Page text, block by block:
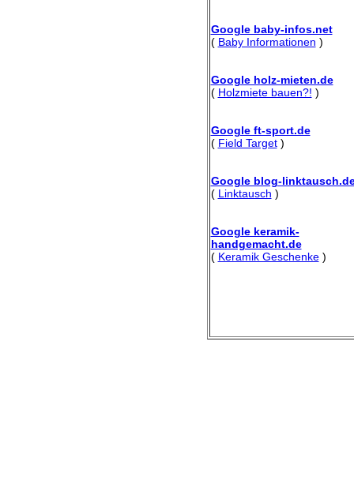
Google baby-infos.net
( Baby Informationen )
Google holz-mieten.de
( Holzmiete bauen?! )
Google ft-sport.de
( Field Target)
Google blog-
( Linktausch )
Google keramik-
handgemacht.de
( Keramik Geschenke)